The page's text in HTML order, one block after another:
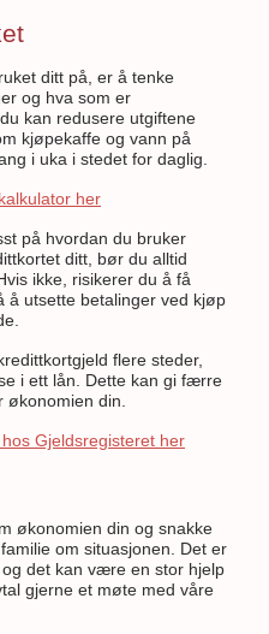
ditt på, er å tenke
og hva som er
kan redusere utgiftene
kjøpekaffe og vann på
i uka i stedet for daglig.
her
på hvordan du bruker
ditt, bør du alltid
ikke, risikerer du å få
å utsette betalinger ved kjøp
flere steder,
i ett lån. Dette kan gi færre
din.
Gjeldsregisteret her
økonomien din og snakke
om situasjonen. Det er
det kan være en stor hjelp
gjerne et møte med våre